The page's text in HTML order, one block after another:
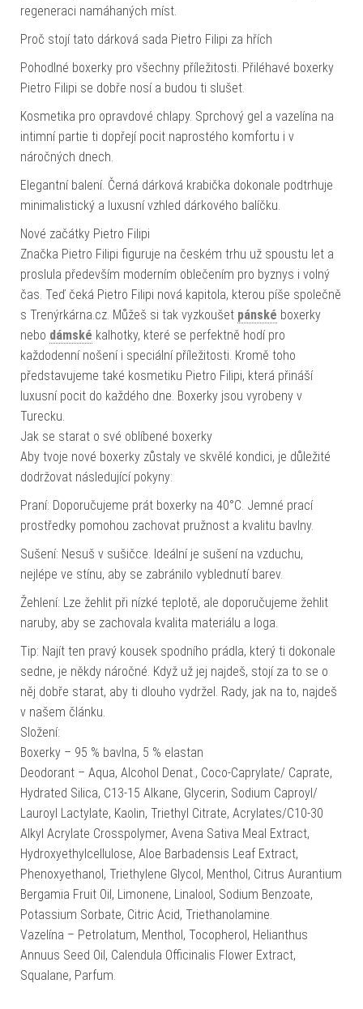
regeneraci namáhaných míst.
Proč stojí tato dárková sada Pietro Filipi za hřích
Pohodlné boxerky pro všechny příležitosti. Přiléhavé boxerky
Pietro Filipi se dobře nosí a budou ti slušet.
Kosmetika pro opravdové chlapy. Sprchový gel a vazelína na
intimní partie ti dopřejí pocit naprostého komfortu i v
náročných dnech.
Elegantní balení. Černá dárková krabička dokonale podtrhuje
minimalistický a luxusní vzhled dárkového balíčku.
Nové začátky Pietro Filipi
Značka Pietro Filipi figuruje na českém trhu už spoustu let a
proslula především moderním oblečením pro byznys i volný
čas. Teď čeká Pietro Filipi nová kapitola, kterou píše společně
s Trenýrkárna.cz. Můžeš si tak vyzkoušet pánské boxerky
nebo dámské kalhotky, které se perfektně hodí pro
každodenní nošení i speciální příležitosti. Kromě toho
představujeme také kosmetiku Pietro Filipi, která přináší
luxusní pocit do každého dne. Boxerky jsou vyrobeny v
Turecku.
Jak se starat o své oblíbené boxerky
Aby tvoje nové boxerky zůstaly ve skvělé kondici, je důležité
dodržovat následující pokyny:
Praní: Doporučujeme prát boxerky na 40°C. Jemné prací
prostředky pomohou zachovat pružnost a kvalitu bavlny.
Sušení: Nesuš v sušičce. Ideální je sušení na vzduchu,
nejlépe ve stínu, aby se zabránilo vyblednutí barev.
Žehlení: Lze žehlit při nízké teplotě, ale doporučujeme žehlit
naruby, aby se zachovala kvalita materiálu a loga.
Tip: Najít ten pravý kousek spodního prádla, který ti dokonale
sedne, je někdy náročné. Když už jej najdeš, stojí za to se o
něj dobře starat, aby ti dlouho vydržel. Rady, jak na to, najdeš
v našem článku.
Složení:
Boxerky – 95 % bavlna, 5 % elastan
Deodorant – Aqua, Alcohol Denat., Coco-Caprylate/ Caprate,
Hydrated Silica, C13-15 Alkane, Glycerin, Sodium Caproyl/
Lauroyl Lactylate, Kaolin, Triethyl Citrate, Acrylates/C10-30
Alkyl Acrylate Crosspolymer, Avena Sativa Meal Extract,
Hydroxyethylcellulose, Aloe Barbadensis Leaf Extract,
Phenoxyethanol, Triethylene Glycol, Menthol, Citrus Aurantium
Bergamia Fruit Oil, Limonene, Linalool, Sodium Benzoate,
Potassium Sorbate, Citric Acid, Triethanolamine.
Vazelína – Petrolatum, Menthol, Tocopherol, Helianthus
Annuus Seed Oil, Calendula Officinalis Flower Extract,
Squalane, Parfum.